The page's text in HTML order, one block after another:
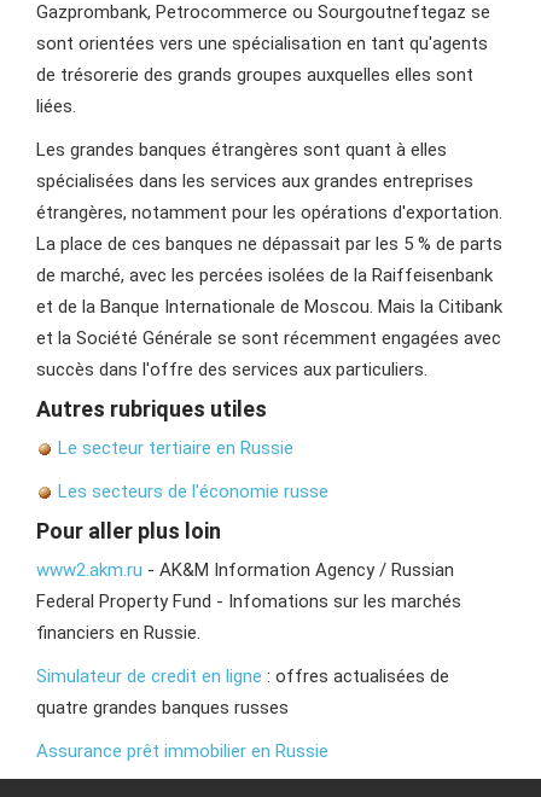
Gazprombank, Petrocommerce ou Sourgoutneftegaz se
sont orientées vers une spécialisation en tant qu'agents
de trésorerie des grands groupes auxquelles elles sont
liées.
Les grandes banques étrangères sont quant à elles
spécialisées dans les services aux grandes entreprises
étrangères, notamment pour les opérations d'exportation.
La place de ces banques ne dépassait par les 5 % de parts
de marché, avec les percées isolées de la Raiffeisenbank
et de la Banque Internationale de Moscou. Mais la Citibank
et la Société Générale se sont récemment engagées avec
succès dans l'offre des services aux particuliers.
Autres rubriques utiles
Le secteur tertiaire en Russie
Les secteurs de l'économie russe
Pour aller plus loin
www2.akm.ru - AK&M Information Agency / Russian
Federal Property Fund - Infomations sur les marchés
financiers en Russie.
Simulateur de credit en ligne : offres actualisées de
quatre grandes banques russes
Assurance prêt immobilier en Russie